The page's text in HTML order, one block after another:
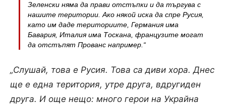
Зеленски няма да прави отстъпки и да търгува с
нашите територии. Ако някой иска да спре Русия,
като им даде териториите, Германия има
Бавария, Италия има Тоскана, французите могат
да отстъпят Прованс например.“
„Слушай, това е Русия. Това са диви хора. Днес
ще е една територия, утре друга, вдругиден
друга. И още нещо: много герои на Украйна